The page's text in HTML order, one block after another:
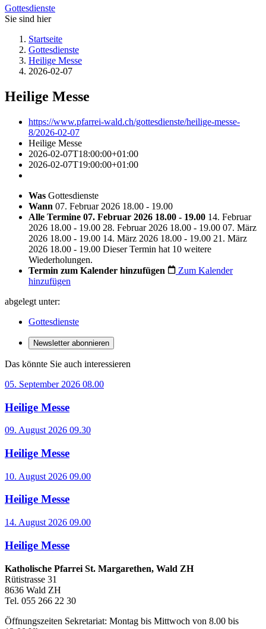
Gottesdienste
Sie sind hier
Startseite
Gottesdienste
Heilige Messe
2026-02-07
Heilige Messe
https://www.pfarrei-wald.ch/gottesdienste/heilige-messe-
8/2026-02-07
Heilige Messe
2026-02-07T18:00:00+01:00
2026-02-07T19:00:00+01:00
Was Gottesdienste
Wann 07. Februar 2026 18.00 - 19.00
Alle Termine 07. Februar 2026 18.00 - 19.00 14. Februar
2026 18.00 - 19.00 28. Februar 2026 18.00 - 19.00 07. März
2026 18.00 - 19.00 14. März 2026 18.00 - 19.00 21. März
2026 18.00 - 19.00 Dieser Termin hat 10 weitere
Wiederholungen.
Termin zum Kalender hinzufügen
Zum Kalender
hinzufügen
abgelegt unter:
Gottesdienste
Newsletter abonnieren
Das könnte Sie auch interessieren
05. September 2026 08.00
Heilige Messe
09. August 2026 09.30
Heilige Messe
10. August 2026 09.00
Heilige Messe
14. August 2026 09.00
Heilige Messe
Katholische Pfarrei St. Margarethen, Wald ZH
Rütistrasse 31
8636 Wald ZH
Tel. 055 266 22 30
Öffnungszeiten Sekretariat: Montag bis Mittwoch von 8.00 bis